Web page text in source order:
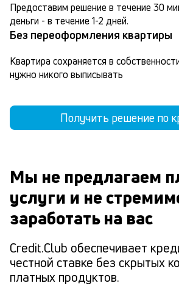
Предоставим решение в течение 30
деньги - в течение 1-2 дней.
Без переоформления квартиры
Квартира сохраняется в
нужно никого выписывать
Получить решение по
Мы не предлагаем
услуги и не
заработать на вас
Credit.Club обеспечивает
честной ставке без скрытых
платных продуктов.